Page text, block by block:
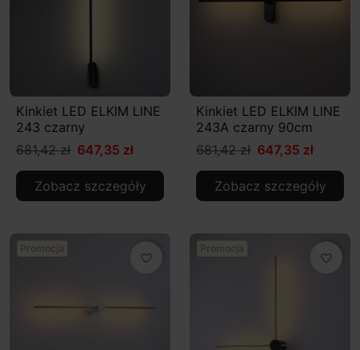
Kinkiet LED ELKIM LINE
243 czarny
681,42 zł 647,35 zł
Zobacz szczegóły
Kinkiet LED ELKIM LINE
243A czarny 90cm
681,42 zł 647,35 zł
Zobacz szczegóły
Promocja
favorite_border
Promocja
favorite_border